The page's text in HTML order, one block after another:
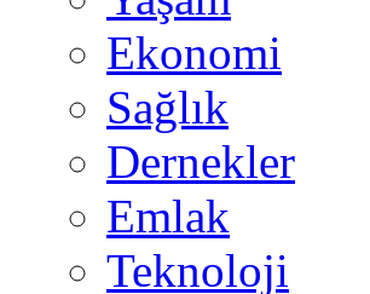
Ekonomi
Sağlık
Dernekler
Emlak
Teknoloji